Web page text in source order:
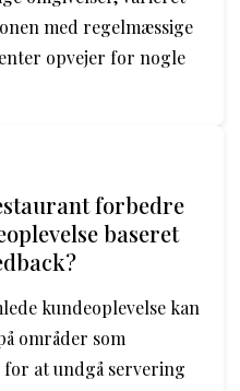
med regelmæssige
opvejer for nogle
forbedre
baseret
kundeoplevelse kan
områder som
at undgå servering